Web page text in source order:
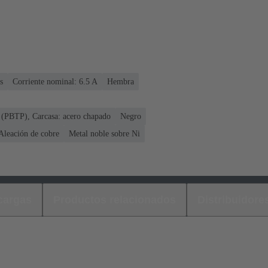
Corriente nominal: ‌6.5 A Hembra
Carcasa: acero chapado
Negro
de cobre
Metal noble sobre Ni